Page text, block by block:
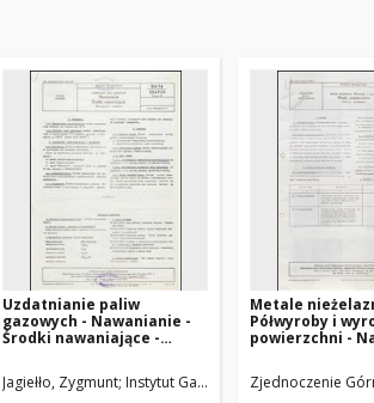
Instytut Technologii Nafty
Nafty
Uzdatnianie paliw
gazowych - Nawanianie -
Środki nawaniające -
74/0547-01 Arkusz 02
Jagiełło, Zygmunt Instytut Gazownictwa
Metale
Półwyroby i
powierzchni -
Zjednoczenie